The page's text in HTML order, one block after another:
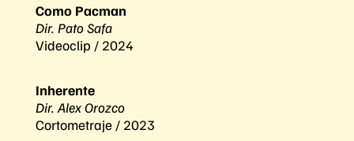
Como Pacman
Dir. Pato Safa
Videoclip / 2024
Inherente
Dir. Alex Orozco
Cortometraje / 2023